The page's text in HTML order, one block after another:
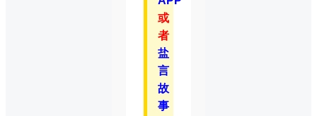
或
者
盐
言
故
事